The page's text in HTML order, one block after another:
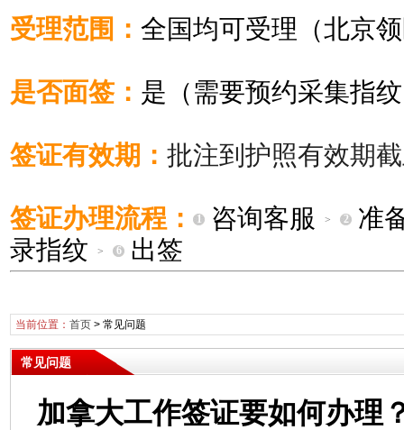
受理范围： 全国均可受理（北京
是否面签： 是（需要预约采集指
签证有效期： 批注到护照有效期
签证办理流程： 1 咨询客服 > 2
准
录指纹
> 6 出签
当前位置： 首页> 常见问题
常见问题
加拿大工作签证要如何办理